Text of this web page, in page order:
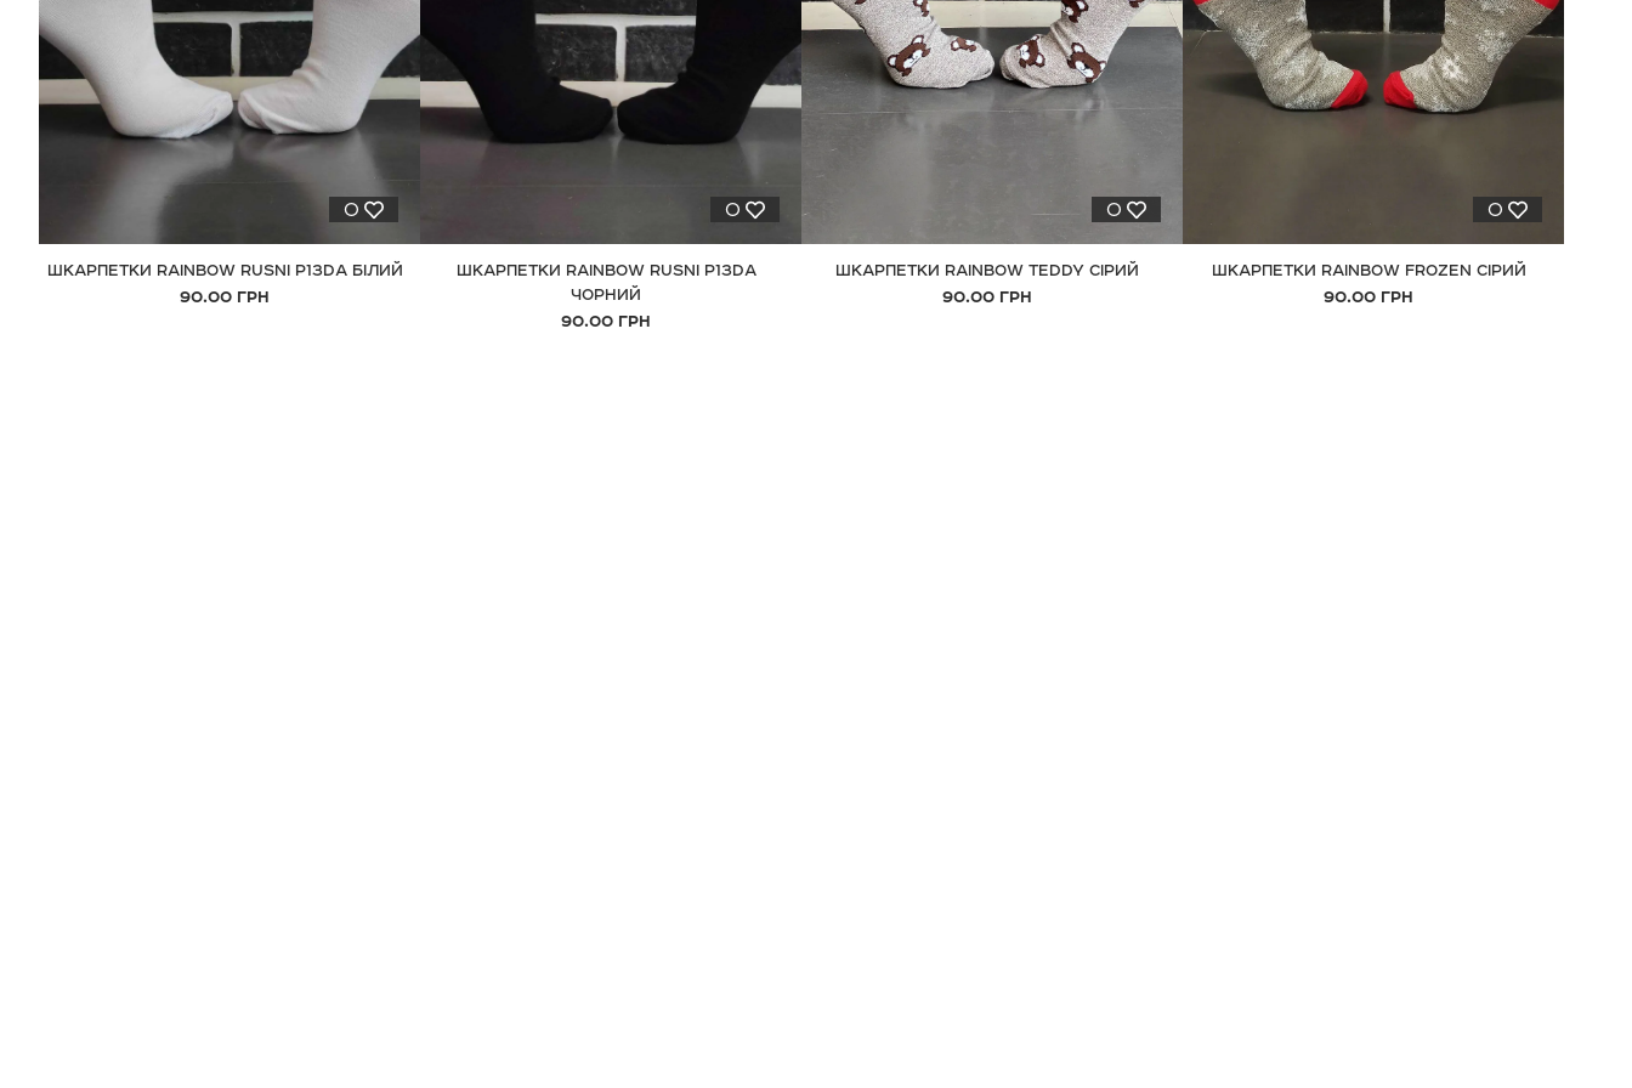
0
ШКАРПЕТКИ RAINBOW RUSNI P13DA БІЛИЙ
90.00 ГРН
0
ШКАРПЕТКИ RAINBOW RUSNI P13DA
ЧОРНИЙ
90.00 ГРН
0
ШКАРПЕТКИ RAINBOW TEDDY СІРИЙ
90.00 ГРН
0
ШКАРПЕТКИ RAINBOW FROZEN СІРИЙ
90.00 ГРН